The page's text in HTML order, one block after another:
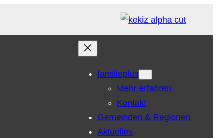
familieplus
Mehr erfahren
Kontakt
Gemeinden & Regionen
Aktuelles